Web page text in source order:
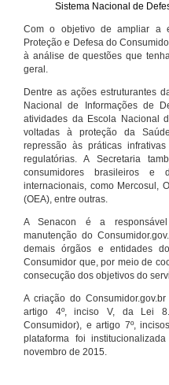
Sistema Nacional de
Com o objetivo de ampliar a
Proteção e Defesa do
à análise de questões que
geral.
Dentre as ações estruturantes
Nacional de Informações de
atividades da Escola Nacional
voltadas à proteção da
repressão às práticas
regulatórias. A Secretaria
consumidores brasileiros e
internacionais, como Mercosul,
(OEA), entre outras.
A Senacon é a
manutenção do
demais órgãos e entidades
Consumidor que, por meio de
consecução dos objetivos do
A criação do
artigo 4º, inciso V, da Lei
Consumidor), e artigo 7º,
plataforma foi
novembro de 2015.